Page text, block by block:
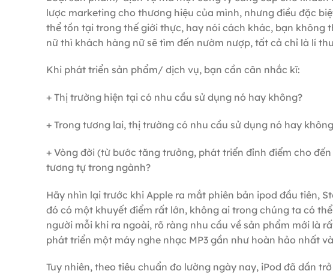
lược marketing cho thương hiệu của mình, nhưng điều đặc
thể tồn tại trong thế giới thực, hay nói cách khác, bạn
nữ thì khách hàng nữ sẽ tìm đến nườm nượp, tất cả chỉ là lí
Khi phát triển sản phẩm/ dịch vụ, bạn cần cân nhắc kĩ:
+ Thị trường hiện tại có nhu cầu sử dụng nó hay không?
+ Trong tương lai, thị trường có nhu cầu sử dụng nó hay
+ Vòng đời (từ bước tăng trưởng, phát triển đỉnh điểm cho
tương tự trong ngành?
Hãy nhìn lại trước khi Apple ra mắt phiên bản ipod đầu tiên,
đó có một khuyết điểm rất lớn, không ai trong chúng ta có
người mỗi khi ra ngoài, rõ ràng nhu cầu về sản phẩm mới là
phát triển một máy nghe nhạc MP3 gần như hoàn hảo nhất
Tuy nhiên, theo tiêu chuẩn đo lường ngày nay, iPod đã dần